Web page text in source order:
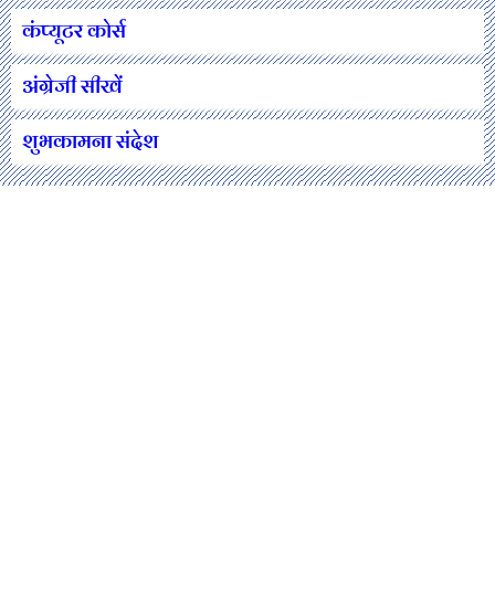
कंप्यूटर कोर्स
अंग्रेजी सीखें
शुभकामना संदेश